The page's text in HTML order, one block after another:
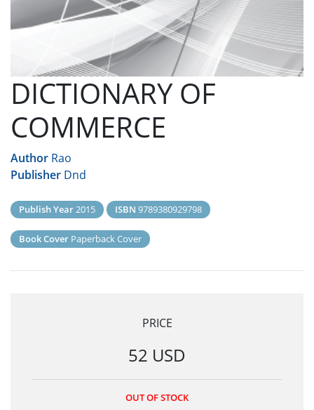
DICTIONARY OF
COMMERCE
Author Rao
Publisher Dnd
Publish Year2015 ISBN 9789380929798
Book Cover Paperback Cover
PRICE
52 USD
OUT OF STOCK